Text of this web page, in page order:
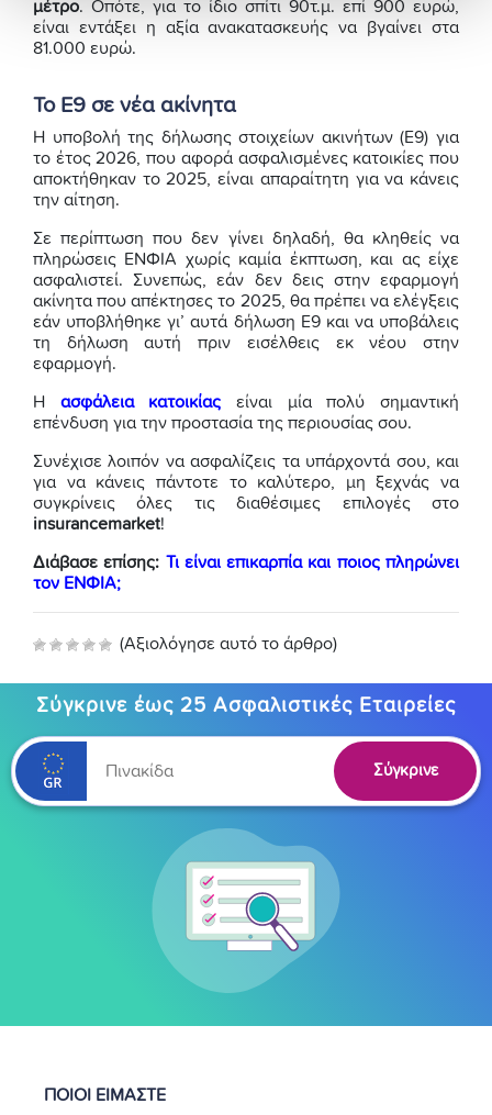
μέτρο. Οπότε, για το ίδιο σπίτι 90τ.μ. επί 900 ευρώ,
είναι εντάξει η αξία ανακατασκευής να βγαίνει στα
81.000 ευρώ.
Το Ε9 σε νέα ακίνητα
Η υποβολή της δήλωσης στοιχείων ακινήτων (Ε9) για
το έτος 2026, που αφορά ασφαλισμένες κατοικίες που
αποκτήθηκαν το 2025, είναι απαραίτητη για να κάνεις
την αίτηση.
Σε περίπτωση που δεν γίνει δηλαδή, θα κληθείς να
πληρώσεις ΕΝΦΙΑ χωρίς καμία έκπτωση, και ας είχε
ασφαλιστεί. Συνεπώς, εάν δεν δεις στην εφαρμογή
ακίνητα που απέκτησες το 2025, θα πρέπει να ελέγξεις
εάν υποβλήθηκε γι’ αυτά δήλωση Ε9 και να υποβάλεις
τη δήλωση αυτή πριν εισέλθεις εκ νέου στην
εφαρμογή.
Η ασφάλεια κατοικίας είναι μία πολύ σημαντική
επένδυση για την προστασία της περιουσίας σου.
Συνέχισε λοιπόν να ασφαλίζεις τα υπάρχοντά σου, και
για να κάνεις πάντοτε το καλύτερο, μη ξεχνάς να
συγκρίνεις όλες τις διαθέσιμες επιλογές στο
insurancemarket!
Διάβασε επίσης: Τι είναι επικαρπία και ποιος πληρώνει
τον ΕΝΦΙΑ;
(Αξιολόγησε αυτό το άρθρο)
Σύγκρινε έως 25 Ασφαλιστικές Εταιρείες
Σύγκρινε
ΠΟΙΟΙ ΕΙΜΑΣΤΕ